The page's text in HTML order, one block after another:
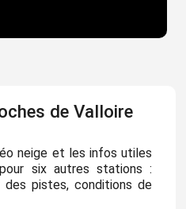
de Valloire
neige et les infos utiles
six autres stations :
des pistes, conditions de